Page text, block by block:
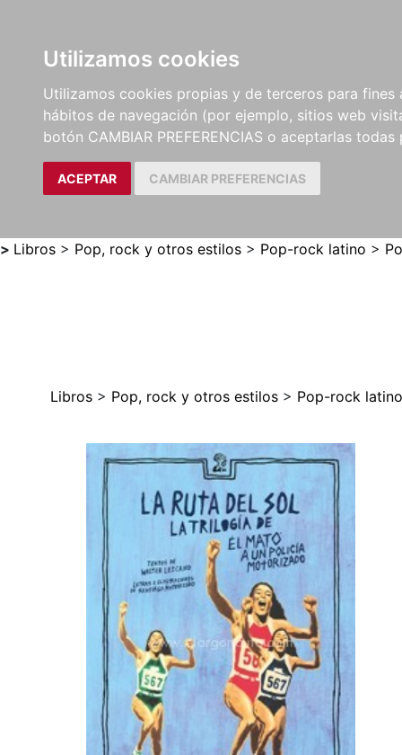
Utilizamos cookies
Utilizamos cookies propias y de terceros para
hábitos de navegación (por ejemplo, sitios web
botón CAMBIAR PREFERENCIAS o aceptarlas
ACEPTAR CAMBIAR PREFERENCIAS
LIBROS
MÉTODOS Y
EJERCICIOS
PARTITURAS Y
CRÍTICAS
> Libros > Pop, rock y otros estilos > Pop-rock latino >
Libros > Pop, rock y otros estilos > Pop-rock latino